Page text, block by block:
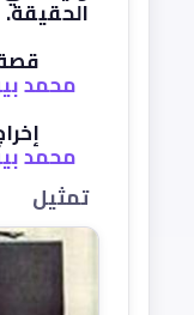
الحقيقة.
محمد
محمد
تمثيل